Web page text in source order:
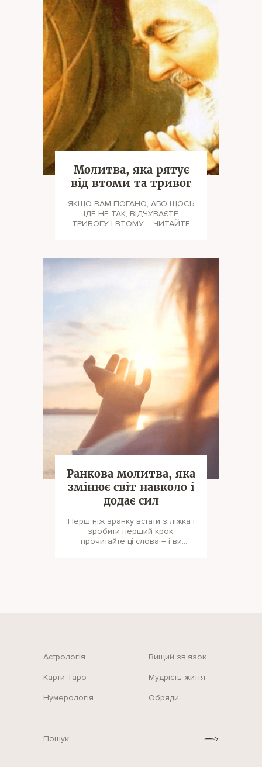
Молитва, яка рятує
від втоми та тривог
ЯКЩО ВАМ ПОГАНО, АБО ЩОСЬ
ІДЕ НЕ ТАК, ВІДЧУВАЄТЕ
ТРИВОГУ І ВТОМУ – ЧИТАЙТЕ
Ранкова молитва, яка
змінює світ навколо і
додає сил
Перш ніж зранку встати з ліжка і
зробити перший крок,
прочитайте ці слова – і ви
Астрологія Вищий зв‘язок
Карти Таро Мудрість життя
Нумерологія Обряди